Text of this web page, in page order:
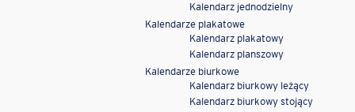
Kalendarz jednodzielny
Kalendarze plakatowe
Kalendarz plakatowy
Kalendarz planszowy
Kalendarze biurkowe
Kalendarz biurkowy leżący
Kalendarz biurkowy stojący